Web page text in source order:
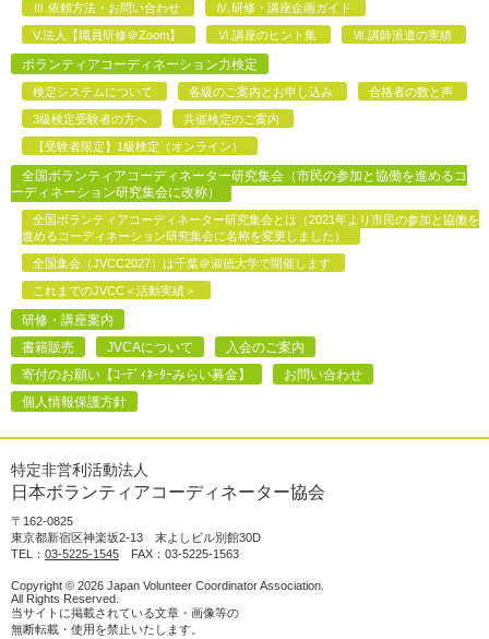
Ⅲ.依頼方法・お問い合わせ Ⅳ.研修・講座企画ガイド
V.法人【職員研修＠Zoom】 Ⅵ.講座のヒント集 Ⅶ.講師派遣の実績
ボランティアコーディネーション力検定
検定システムについて 各級のご案内とお申し込み 合格者の数と声
3級検定受験者の方へ 共催検定のご案内
【受験者限定】1級検定（オンライン）
全国ボランティアコーディネーター研究集会（市民の参加と協働を進めるコ
ーディネーション研究集会に改称）
全国ボランティアコーディネーター研究集会とは（2021年より市民の参加と協働を
進めるコーディネーション研究集会に名称を変更しました）
全国集会（JVCC2027）は千葉＠淑徳大学で開催します
これまでのJVCC＜活動実績＞
研修・講座案内
書籍販売
JVCAについて
入会のご案内
寄付のお願い【ｺｰﾃﾞｨﾈｰﾀｰみらい募金】
お問い合わせ
個人情報保護方針
特定非営利活動法人
日本ボランティアコーディネーター協会
〒162-0825
東京都新宿区神楽坂2-13 末よしビル別館30D
TEL： 03-5225-1545 FAX：03-5225-1563
Copyright © 2026 Japan Volunteer Coordinator Association.
All Rights Reserved.
当サイトに掲載されている文章・画像等の
無断転載・使用を禁止いたします。